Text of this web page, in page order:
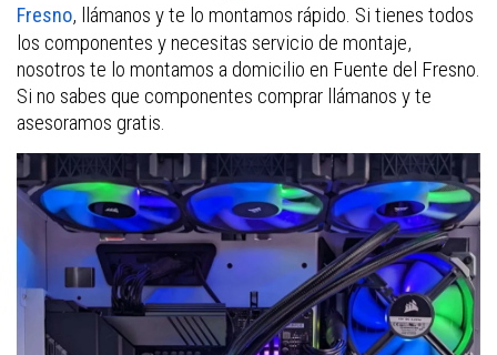
Fresno, llámanos y te lo montamos rápido. Si tienes todos
los componentes y necesitas servicio de montaje,
nosotros te lo montamos a domicilio en Fuente del Fresno.
Si no sabes que componentes comprar llámanos y te
asesoramos gratis.